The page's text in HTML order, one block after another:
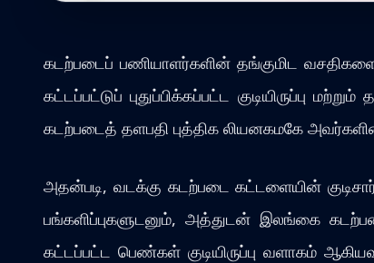
கடற்படைப் பணியாளர்களின் தங்குமிட
கட்டப்பட்டுப் புதுப்பிக்கப்பட்ட
கடற்படைத் தளபதி புத்திக லியனகமகே
அதன்படி, வடக்கு கடற்படை கட்டளையின்
பங்களிப்புகளுடனும், அத்துடன் இலங்கை
கட்டப்பட்ட பெண்கள் குடியிருப்பு வளாகம்